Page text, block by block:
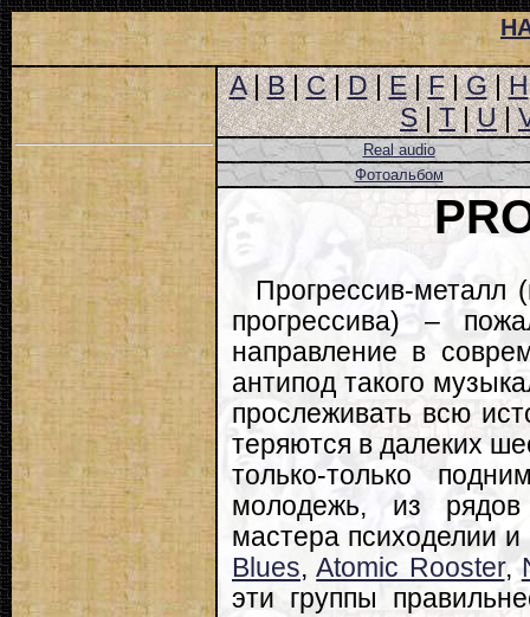
A|B|C|D|E|F|G|H
S|T|U|
Real audio
Фотоальбом
Прогрессив-металл
прогрессива) –
направление в
антипод такого
прослеживать всю
теряются в далеких
только-только
молодежь, из
мастера психоделии
Blues,Atomic Rooster,
эти группы